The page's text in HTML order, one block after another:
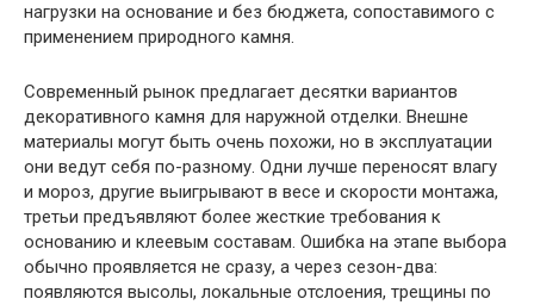
нагрузки на основание и без бюджета, сопоставимого с
применением природного камня.
Современный рынок предлагает десятки вариантов
декоративного камня для наружной отделки. Внешне
материалы могут быть очень похожи, но в эксплуатации
они ведут себя по-разному. Одни лучше переносят влагу
и мороз, другие выигрывают в весе и скорости монтажа,
третьи предъявляют более жесткие требования к
основанию и клеевым составам. Ошибка на этапе выбора
обычно проявляется не сразу, а через сезон-два:
появляются высолы, локальные отслоения, трещины по